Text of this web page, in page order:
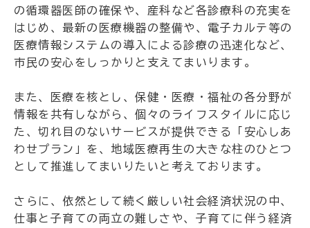
の循環器医師の確保や、産科など各診療科の充実を
はじめ、最新の医療機器の整備や、電子カルテ等の
医療情報システムの導入による診療の迅速化など、
市民の安心をしっかりと支えてまいります。
また、医療を核とし、保健・医療・福祉の各分野が
情報を共有しながら、個々のライフスタイルに応じ
た、切れ目のないサービスが提供できる「安心しあ
わせプラン」を、地域医療再生の大きな柱のひとつ
として推進してまいりたいと考えております。
さらに、依然として続く厳しい社会経済状況の中、
仕事と子育ての両立の難しさや、子育てに伴う経済